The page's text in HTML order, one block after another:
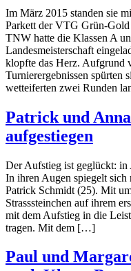
Im März 2015 standen sie
Parkett der VTG Grün-
TNW hatte die Klassen A
Landesmeisterschaft
klopfte das Herz. Aufgrund
Turnierergebnissen spürten
wetteiferten zwei Runden
Patrick und
aufgestiegen
Der Aufstieg ist geglückt:
In ihren Augen spiegelt sich
Patrick Schmidt (25). Mit
Strasssteinchen auf ihrem
mit dem Aufstieg in die
tragen. Mit dem […]
Paul und